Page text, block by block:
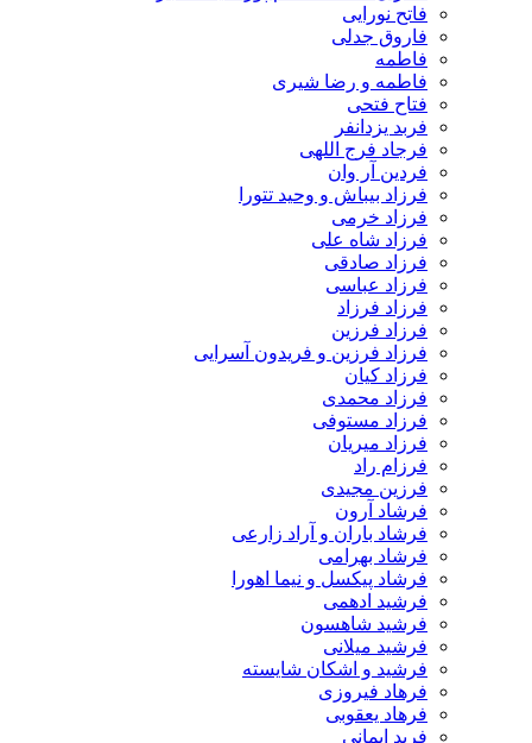
فاتح نورایی
فاروق جدلی
فاطمه
فاطمه و رضا شیری
فتاح فتحی
فربد یزدانفر
فرجاد فرج اللهی
فردین آر وان
فرزاد بیباش و وحید تتورا
فرزاد خرمی
فرزاد شاه علی
فرزاد صادقی
فرزاد عباسی
فرزاد فرزاد
فرزاد فرزین
فرزاد فرزین و فریدون آسرایی
فرزاد کیان
فرزاد محمدی
فرزاد مستوفی
فرزاد میریان
فرزام راد
فرزین مجیدی
فرشاد آرون
فرشاد باران و آراد زارعی
فرشاد بهرامی
فرشاد پیکسل و نیما اهورا
فرشید ادهمی
فرشید شاهسون
فرشید میلانی
فرشید و اشکان شایسته
فرهاد فیروزی
فرهاد یعقوبی
فرید ایمانی